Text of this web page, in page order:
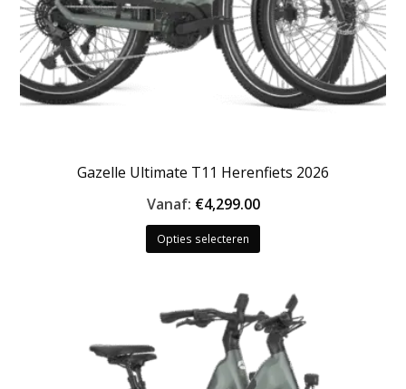
Gazelle Ultimate T11 Herenfiets 2026
Vanaf: €4,299.00
Opties selecteren
Dit
variaties.
Deze
optie
kan
gekozen